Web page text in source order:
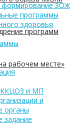
программ
рабочем месте»
ЗОЖ
программы
здоровья
ККЦОЗ и МП
и
органы
задание